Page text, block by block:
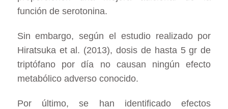
función de serotonina.
Sin embargo, según el estudio realizado por
Hiratsuka et al. (2013), dosis de hasta 5 gr de
triptófano por día no causan ningún efecto
metabólico adverso conocido.
Por último, se han identificado efectos